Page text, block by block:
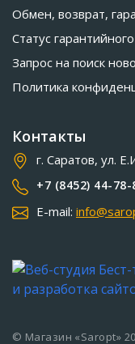
Обмен, возврат,
Статус
Запрос на поиск
Политика
Контакты
г. Саратов, ул.
+7 (8452) 44-78-
E-mail:
© Магазин «Saropt»